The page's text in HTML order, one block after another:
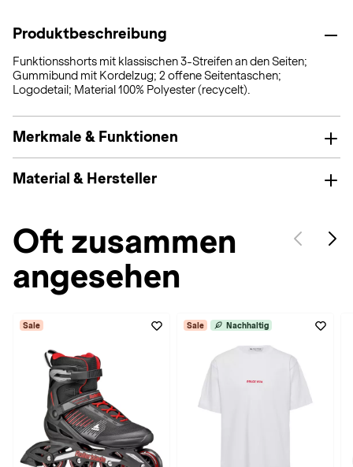
Produktbeschreibung
Funktionsshorts mit klassischen 3-Streifen an den Seiten;
Gummibund mit Kordelzug; 2 offene Seitentaschen;
Logodetail; Material 100% Polyester (recycelt).
Merkmale & Funktionen
Material & Hersteller
Oft zusammen
angesehen
Sale Sale Nachhaltig